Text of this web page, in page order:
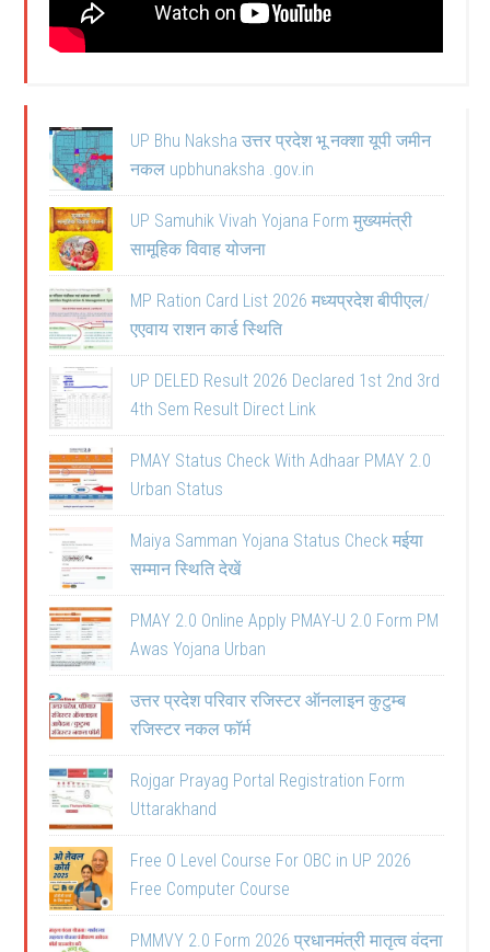
UP Bhu Naksha उत्तर प्रदेश भू नक्शा यूपी जमीन
नकल upbhunaksha .gov.in
UP Samuhik Vivah Yojana Form मुख्यमंत्री
सामूहिक विवाह योजना
MP Ration Card List 2026 मध्यप्रदेश बीपीएल/
एएवाय राशन कार्ड स्थिति
UP DELED Result 2026 Declared 1st 2nd 3rd
4th Sem Result Direct Link
PMAY Status Check With Adhaar PMAY 2.0
Urban Status
Maiya Samman Yojana Status Check मईया
सम्मान स्थिति देखें
PMAY 2.0 Online Apply PMAY-U 2.0 Form PM
Awas Yojana Urban
उत्तर प्रदेश परिवार रजिस्टर ऑनलाइन कुटुम्ब
रजिस्टर नकल फॉर्म
Rojgar Prayag Portal Registration Form
Uttarakhand
Free O Level Course For OBC in UP 2026
Free Computer Course
PMMVY 2.0 Form 2026 प्रधानमंत्री मातृत्व वंदना